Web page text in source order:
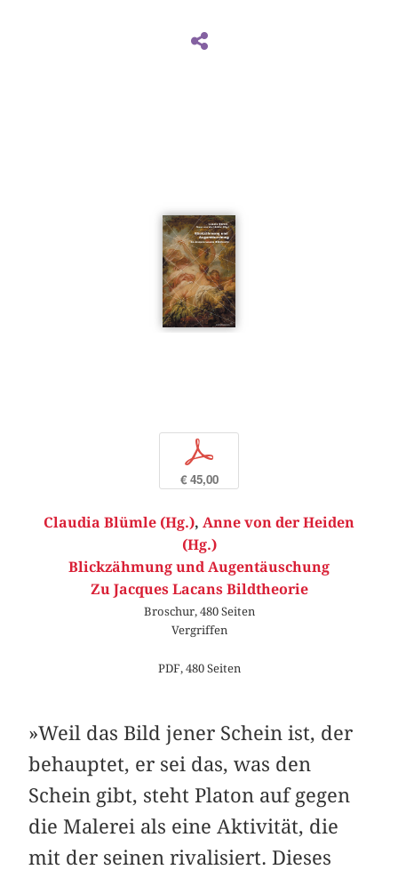
p
€ 45,00
Claudia Blümle (Hg.), Anne von der Heiden
(Hg.)
Blickzähmung und Augentäuschung
Zu Jacques Lacans Bildtheorie
Broschur, 480 Seiten
Vergriffen
PDF, 480 Seiten
»Weil das Bild jener Schein ist, der
behauptet, er sei das, was den
Schein gibt, steht Platon auf gegen
die Malerei als eine Aktivität, die
mit der seinen rivalisiert. Dieses